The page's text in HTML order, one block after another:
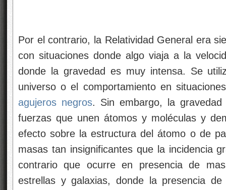
Por el contrario, la Relatividad General era
con situaciones donde algo viaja a la
donde la gravedad es muy intensa. Se
universo o el comportamiento en
agujeros negros. Sin embargo, la
fuerzas que unen átomos y moléculas y
efecto sobre la estructura del átomo o de
masas tan insignificantes que la incidencia
contrario que ocurre en presencia de
estrellas y galaxias, donde la presencia